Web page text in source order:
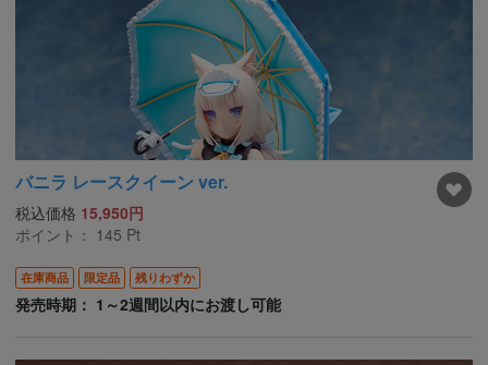
バニラ レースクイーン ver.
税込価格 15,950円
ポイント： 145 Pt
在庫商品 限定品 残りわずか
発売時期： 1～2週間以内にお渡し可能